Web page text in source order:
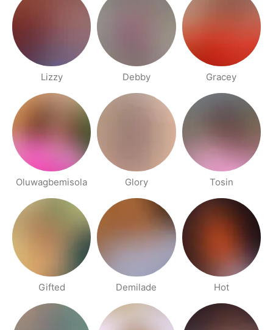
Lizzy Debby Gracey
Oluwagbemisola Glory Tosin
Gifted Demilade Hot